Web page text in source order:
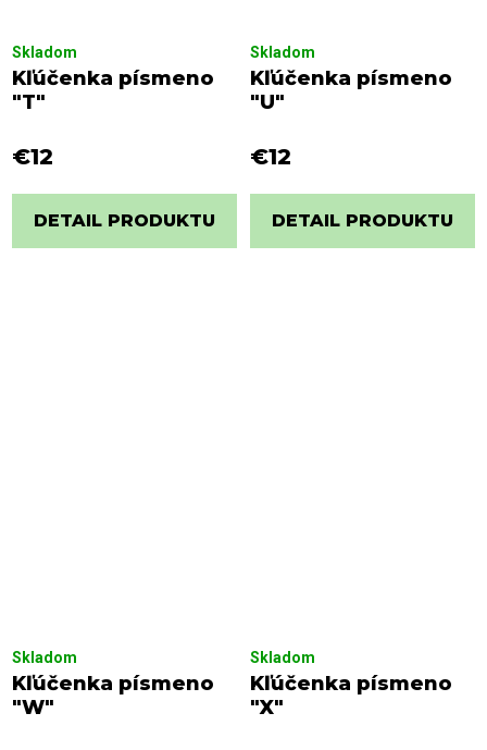
Kľúčenka písmeno
"T"
Skladom
€12
DETAIL PRODUKTU
Kľúčenka písmeno
"U"
Skladom
€12
DETAIL PRODUKTU
Kľúčenka písmeno
"W"
Skladom
Kľúčenka písmeno
"X"
Skladom